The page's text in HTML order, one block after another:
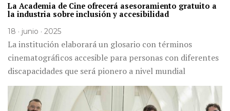
La Academia de Cine ofrecerá asesoramiento gratuito a
la industria sobre inclusión y accesibilidad
18 · junio · 2025
La institución elaborará un glosario con términos
cinematográficos accesible para personas con diferentes
discapacidades que será pionero a nivel mundial